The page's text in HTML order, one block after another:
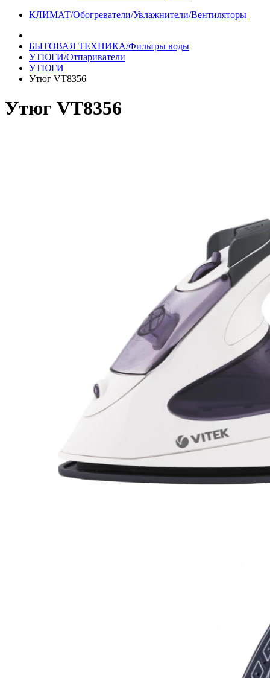
КЛИМАТ/Обогреватели/Увлажнители/Вентиляторы
БЫТОВАЯ ТЕХНИКА/Фильтры воды
УТЮГИ/Отпариватели
УТЮГИ
Утюг VT8356
Утюг VT8356